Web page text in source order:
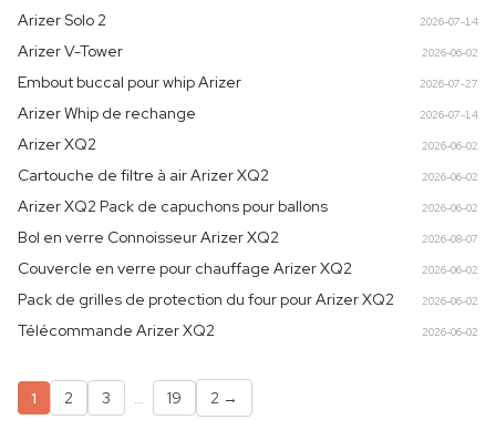
Arizer Solo 2 2026-07-14
Arizer V-Tower 2026-06-02
Embout buccal pour whip Arizer 2026-07-27
Arizer Whip de rechange 2026-07-14
Arizer XQ2 2026-06-02
Cartouche de filtre à air Arizer XQ2 2026-06-02
Arizer XQ2 Pack de capuchons pour ballons 2026-06-02
Bol en verre Connoisseur Arizer XQ2 2026-08-07
Couvercle en verre pour chauffage Arizer XQ2 2026-06-02
Pack de grilles de protection du four pour Arizer XQ2 2026-06-02
Télécommande Arizer XQ2 2026-06-02
1 2 3 … 19 2 →